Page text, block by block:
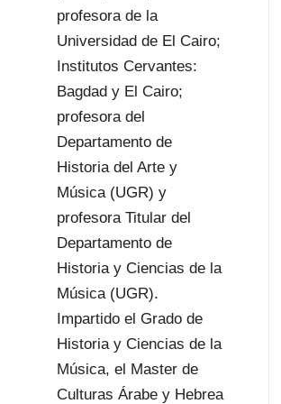
profesora de la
Universidad de El Cairo;
Institutos Cervantes:
Bagdad y El Cairo;
profesora del
Departamento de
Historia del Arte y
Música (UGR) y
profesora Titular del
Departamento de
Historia y Ciencias de la
Música (UGR).
Impartido el Grado de
Historia y Ciencias de la
Música, el Master de
Culturas Árabe y Hebrea